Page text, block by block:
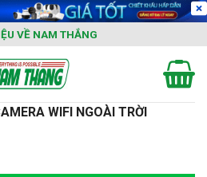
VỀ NAM THẮNG
WIFI NGOÀI TRỜI